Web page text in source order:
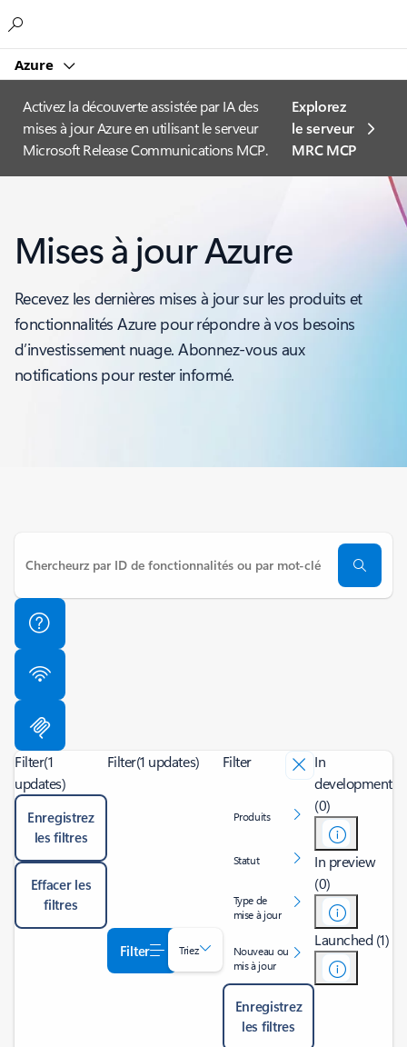
Azure
Activez la découverte assistée par IA des
mises à jour Azure en utilisant le serveur
Microsoft Release Communications MCP.
Explorez
le serveur
MRC MCP
Mises à jour Azure
Recevez les dernières mises à jour sur les produits et
fonctionnalités Azure pour répondre à vos besoins
d’investissement nuage. Abonnez-vous aux
notifications pour rester informé.
Filter(1
updates)
Enregistrez
les filtres
Effacer les
filtres
Filter(1 updates)
Filter Triez
Filter
Produits
Statut
Type de
mise à jour
Nouveau ou
mis à jour
Enregistrez
les filtres
In
development
(0)
In preview
(0)
Launched (1)